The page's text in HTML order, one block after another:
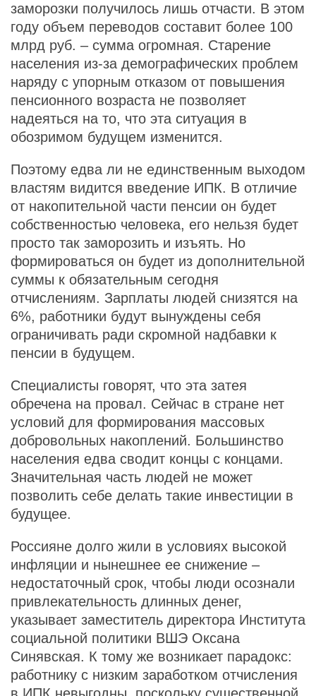
заморозки получилось лишь отчасти. В этом
году объем переводов составит более 100
млрд руб. – сумма огромная. Старение
населения из-за демографических проблем
наряду с упорным отказом от повышения
пенсионного возраста не позволяет
надеяться на то, что эта ситуация в
обозримом будущем изменится.
Поэтому едва ли не единственным выходом
властям видится введение ИПК. В отличие
от накопительной части пенсии он будет
собственностью человека, его нельзя будет
просто так заморозить и изъять. Но
формироваться он будет из дополнительной
суммы к обязательным сегодня
отчислениям. Зарплаты людей снизятся на
6%, работники будут вынуждены себя
ограничивать ради скромной надбавки к
пенсии в будущем.
Специалисты говорят, что эта затея
обречена на провал. Сейчас в стране нет
условий для формирования массовых
добровольных накоплений. Большинство
населения едва сводит концы с концами.
Значительная часть людей не может
позволить себе делать такие инвестиции в
будущее.
Россияне долго жили в условиях высокой
инфляции и нынешнее ее снижение –
недостаточный срок, чтобы люди осознали
привлекательность длинных денег,
указывает заместитель директора Института
социальной политики ВШЭ Оксана
Синявская. К тому же возникает парадокс:
работнику с низким заработком отчисления